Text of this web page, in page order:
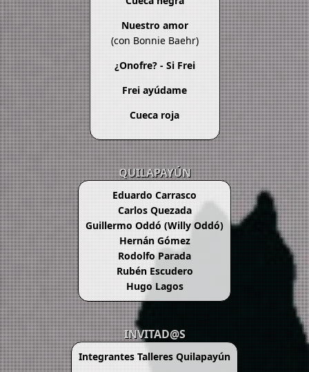
Nuestro amor
(con Bonnie Baehr)
¿Onofre? - Si Frei
Frei ayúdame
Cueca roja
QUILAPAYÚN
Eduardo Carrasco
Carlos Quezada
Guillermo Oddó (Willy Oddó)
Hernán Gómez
Rodolfo Parada
Rubén Escudero
Hugo Lagos
INVITAD@S
Integrantes Talleres Quilapayún